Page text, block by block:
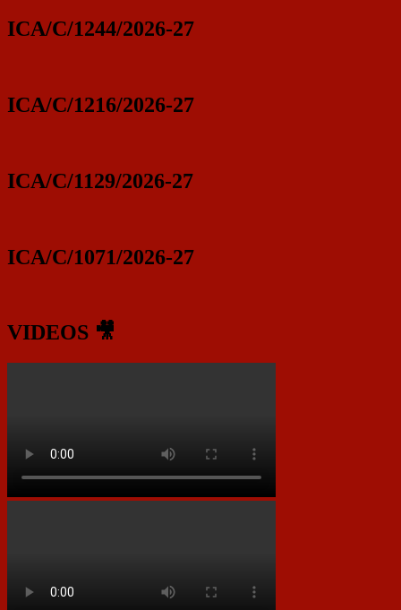
ICA/C/1244/2026-27
ICA/C/1216/2026-27
ICA/C/1129/2026-27
ICA/C/1071/2026-27
VIDEOS 🎥